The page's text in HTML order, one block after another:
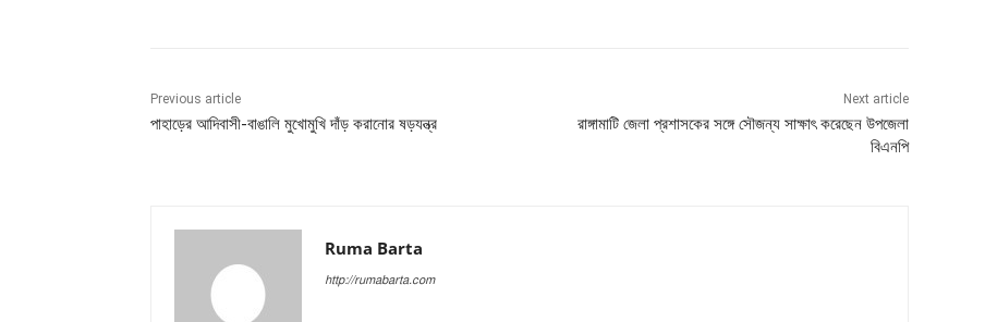
Previous article
‎পাহাড়ের আদিবাসী-বাঙালি মুখোমুখি দাঁড় করানোর ষড়যন্ত্র
Next article
রাঙ্গামাটি জেলা প্রশাসকের সঙ্গে সৌজন্য সাক্ষাৎ করেছেন উপজেলা
বিএনপি
Ruma Barta
http://rumabarta.com